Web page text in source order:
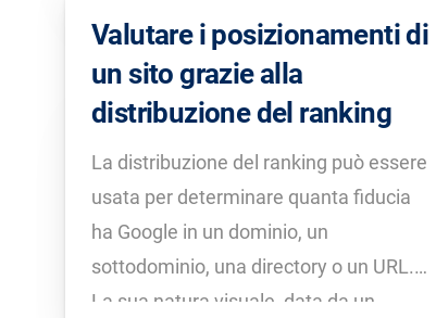
Valutare i posizionamenti di
un sito grazie alla
distribuzione del ranking
La distribuzione del ranking può essere
usata per determinare quanta fiducia
ha Google in un dominio, un
sottodominio, una directory o un URL.
La sua natura visuale, data da un